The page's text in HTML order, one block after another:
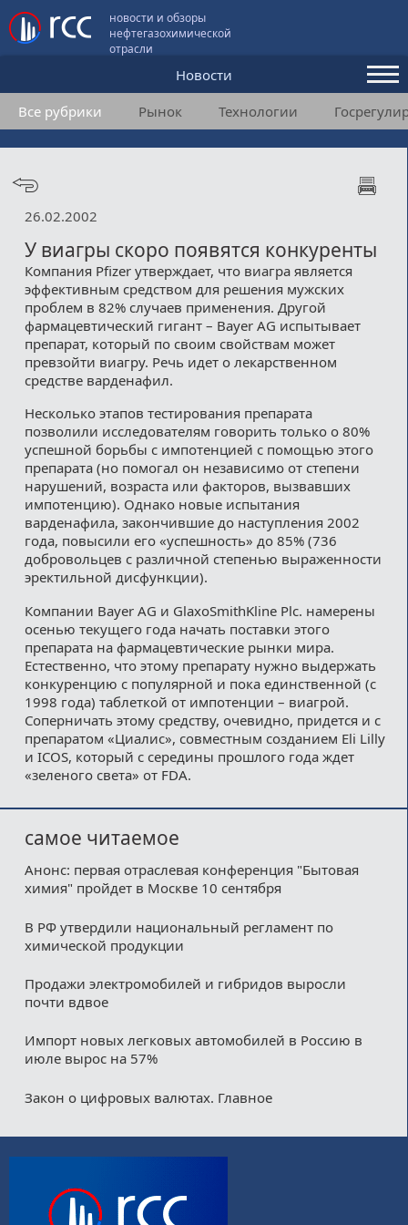
новости и обзоры
нефтегазохимической
отрасли
Новости
Аналитика и мнения
Конференции
Пользовательское соглашение
Медиакит
Контакты
Все рубрики Рынок Технологии
26.02.2002
У виагры скоро появятся конкуренты
Компания Pfizer утверждает, что виагра является
эффективным средством для решения мужских
проблем в 82% случаев применения. Другой
фармацевтический гигант – Bayer AG испытывает
препарат, который по своим свойствам может
превзойти виагру. Речь идет о лекарственном
средстве варденафил.
Несколько этапов тестирования препарата
позволили исследователям говорить только о 80%
успешной борьбы с импотенцией с помощью этого
препарата (но помогал он независимо от степени
нарушений, возраста или факторов, вызвавших
импотенцию). Однако новые испытания
варденафила, закончившие до наступления 2002
года, повысили его «успешность» до 85% (736
добровольцев с различной степенью выраженности
эректильной дисфункции).
Компании Bayer AG и GlaxoSmithKline Plc. намерены
осенью текущего года начать поставки этого
препарата на фармацевтические рынки мира.
Естественно, что этому препарату нужно выдержать
конкуренцию с популярной и пока единственной (с
1998 года) таблеткой от импотенции – виагрой.
Соперничать этому средству, очевидно, придется и с
препаратом «Циалис», совместным созданием Eli Lilly
и ICOS, который с середины прошлого года ждет
«зеленого света» от FDA.
самое читаемое
Анонс: первая отраслевая конференция "Бытовая
химия" пройдет в Москве 10 сентября
В РФ утвердили национальный регламент по
химической продукции
Продажи электромобилей и гибридов выросли
почти вдвое
Импорт новых легковых автомобилей в Россию в
июле вырос на 57%
Закон о цифровых валютах. Главное